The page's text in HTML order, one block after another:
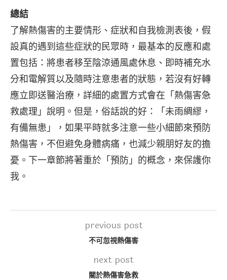
總結
了解熱傷害的主要情形、症狀和自我檢測表後，假
設真的遇到這些症狀的民眾時，最基本的反應和處
置包括：將患者移至陰涼通風處休息、即時補充水
分和電解質以及隨時注意患者的狀態，若沒有好轉
應立即送醫治療，詳細的處置方式會在「熱傷害急
救處理」說明。但是，俗話說的好：「未雨綢繆，
有備無患」，如果平時就多注意一些小細節來預防
熱傷害，不但避免身體病痛，也減少親朋好友的擔
憂。下一章節將著重於「預防」的概念，來保護你
我。
previous post
不可忽視熱傷害
next post
關於熱傷害急救